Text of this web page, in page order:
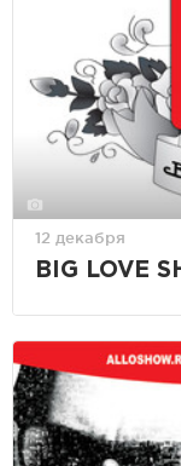
12 декабря
BIG LOVE